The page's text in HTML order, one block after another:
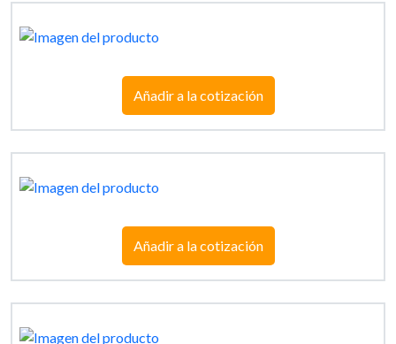
Añadir a la cotización
Añadir a la cotización